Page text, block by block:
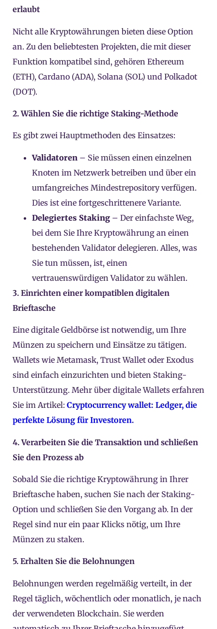
erlaubt
Nicht alle Kryptowährungen bieten diese Option
an. Zu den beliebtesten Projekten, die mit dieser
Funktion kompatibel sind, gehören Ethereum
(ETH), Cardano (ADA), Solana (SOL) und Polkadot
(DOT).
2. Wählen Sie die richtige Staking-Methode
Es gibt zwei Hauptmethoden des Einsatzes:
Validatoren – Sie müssen einen einzelnen
Knoten im Netzwerk betreiben und über ein
umfangreiches Mindestrepository verfügen.
Dies ist eine fortgeschrittenere Variante.
Delegiertes Staking – Der einfachste Weg,
bei dem Sie Ihre Kryptowährung an einen
bestehenden Validator delegieren. Alles, was
Sie tun müssen, ist, einen
vertrauenswürdigen Validator zu wählen.
3. Einrichten einer kompatiblen digitalen
Brieftasche
Eine digitale Geldbörse ist notwendig, um Ihre
Münzen zu speichern und Einsätze zu tätigen.
Wallets wie Metamask, Trust Wallet oder Exodus
sind einfach einzurichten und bieten Staking-
Unterstützung. Mehr über digitale Wallets erfahren
Sie im Artikel: Cryptocurrency wallet: Ledger, die
perfekte Lösung für Investoren.
4. Verarbeiten Sie die Transaktion und schließen
Sie den Prozess ab
Sobald Sie die richtige Kryptowährung in Ihrer
Brieftasche haben, suchen Sie nach der Staking-
Option und schließen Sie den Vorgang ab. In der
Regel sind nur ein paar Klicks nötig, um Ihre
Münzen zu staken.
5. Erhalten Sie die Belohnungen
Belohnungen werden regelmäßig verteilt, in der
Regel täglich, wöchentlich oder monatlich, je nach
der verwendeten Blockchain. Sie werden